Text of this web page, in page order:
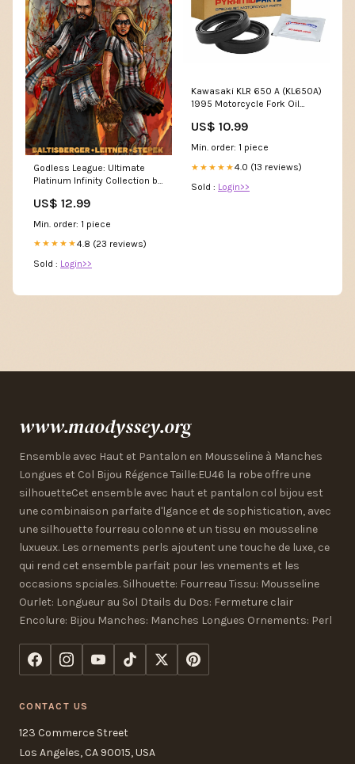
Godless League: Ultimate
Platinum Infinity Collection by
Leitner and Drew Stepek -
Print and Kindle Unlimited
US$ 12.99
Min. order: 1 piece
★★★★★4.8 (23 reviews)
Sold : Login>>
Kawasaki KLR 650 A (KL650A)
1995 Motorcycle Fork Oil
US$ 10.99
Min. order: 1 piece
★★★★★4.0 (13 reviews)
Sold : Login>>
www.maodyssey.org
Ensemble avec Haut et Pantalon en Mousseline à Manches
Longues et Col Bijou Régence Taille:EU46 la robe offre une
silhouetteCet ensemble avec haut et pantalon col bijou est
une combinaison parfaite d'lgance et de sophistication, avec
une silhouette fourreau colonne et un tissu en mousseline
luxueux. Les ornements perls ajoutent une touche de luxe, ce
qui rend cet ensemble parfait pour les vnements et les
occasions spciales. Silhouette: Fourreau Tissu: Mousseline
Ourlet: Longueur au Sol Dtails du Dos: Fermeture clair
Encolure: Bijou Manches: Manches Longues Ornements: Perl
CONTACT US
123 Commerce Street
Los Angeles, CA 90015, USA